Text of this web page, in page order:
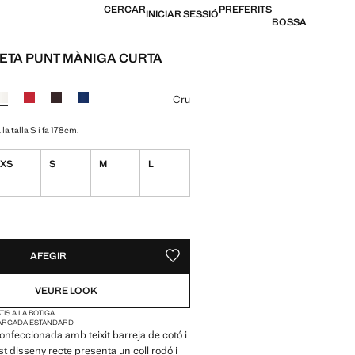
CERCARINICIAR SESSIÓPREFERITS
BOSSA
PUNT MÀNIGA CURTA
€ ]
color
Cru
talla S i fa 178cm.
Ho vull!
XS S M L
AFEGIR DESAR COM A PREFERIT
VEURE LOOK
A LA BOTIGA
ESTÀNDARD
amb teixit barreja de cotó i
disseny recte presenta un coll rodó i